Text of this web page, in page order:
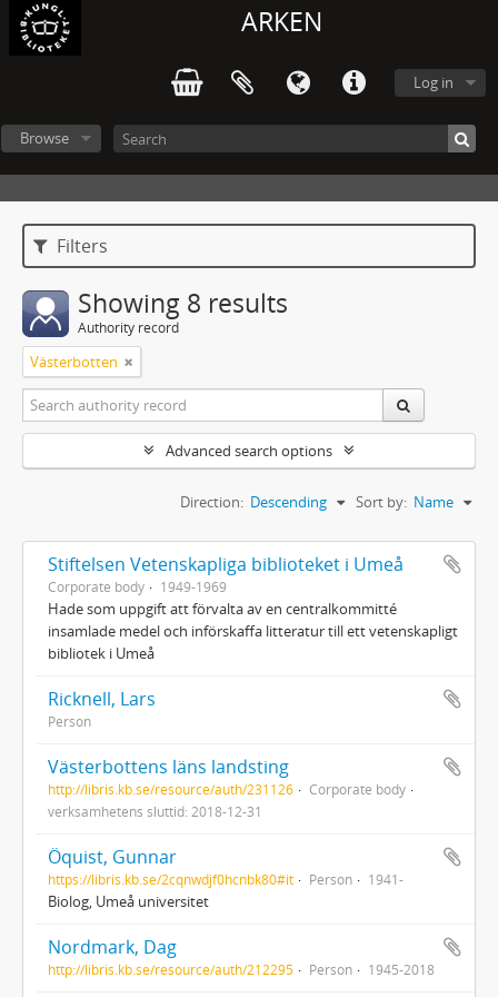
ARKEN
Log in
Browse
Filters
Showing 8 results
Authority record
Västerbotten
Advanced search options
Sort by: Name
Direction: Descending
Stiftelsen Vetenskapliga biblioteket i Umeå
Corporate body 1949-1969
Hade som uppgift att förvalta av en centralkommitté
insamlade medel och införskaffa litteratur till ett vetenskapligt
bibliotek i Umeå
Ricknell, Lars
Person
Västerbottens läns landsting
http://libris.kb.se/resource/auth/231126
Corporate body
verksamhetens sluttid: 2018-12-31
Öquist, Gunnar
https://libris.kb.se/2cqnwdjf0hcnbk80#it Person 1941-
Biolog, Umeå universitet
Nordmark, Dag
http://libris.kb.se/resource/auth/212295 Person 1945-2018